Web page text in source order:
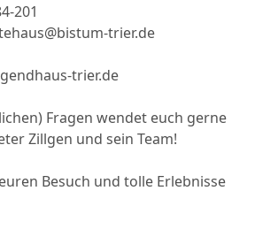
201
trier.de
trier.de
Fragen wendet euch gerne
Zillgen und sein Team!
Besuch und tolle Erlebnisse